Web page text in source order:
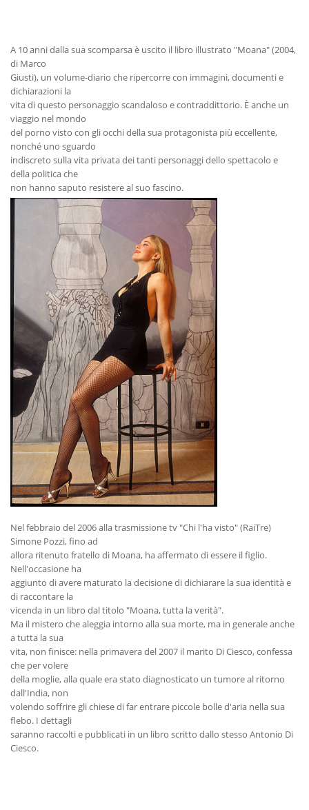
A 10 anni dalla sua scomparsa è uscito il libro illustrato "Moana" (2004,
di Marco
Giusti), un volume-diario che ripercorre con immagini, documenti e
dichiarazioni la
vita di questo personaggio scandaloso e contraddittorio. È anche un
viaggio nel mondo
del porno visto con gli occhi della sua protagonista più eccellente,
nonché uno sguardo
indiscreto sulla vita privata dei tanti personaggi dello spettacolo e
della politica che
non hanno saputo resistere al suo fascino.
Nel febbraio del 2006 alla trasmissione tv "Chi l'ha visto" (RaiTre)
Simone Pozzi, fino ad
allora ritenuto fratello di Moana, ha affermato di essere il figlio.
Nell'occasione ha
aggiunto di avere maturato la decisione di dichiarare la sua identità e
di raccontare la
vicenda in un libro dal titolo "Moana, tutta la verità".
Ma il mistero che aleggia intorno alla sua morte, ma in generale anche
a tutta la sua
vita, non finisce: nella primavera del 2007 il marito Di Ciesco, confessa
che per volere
della moglie, alla quale era stato diagnosticato un tumore al ritorno
dall'India, non
volendo soffrire gli chiese di far entrare piccole bolle d'aria nella sua
flebo. I dettagli
saranno raccolti e pubblicati in un libro scritto dallo stesso Antonio Di
Ciesco.